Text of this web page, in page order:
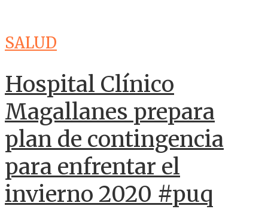
SALUD
Hospital Clínico
Magallanes prepara
plan de contingencia
para enfrentar el
invierno 2020 #puq